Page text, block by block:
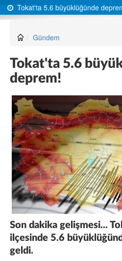
Tokat'ta 5.6 büyüklüğünde
Gündem
Tokat'ta 5.6
deprem!
Son dakika gelişmesi...
ilçesinde 5.6
geldi.